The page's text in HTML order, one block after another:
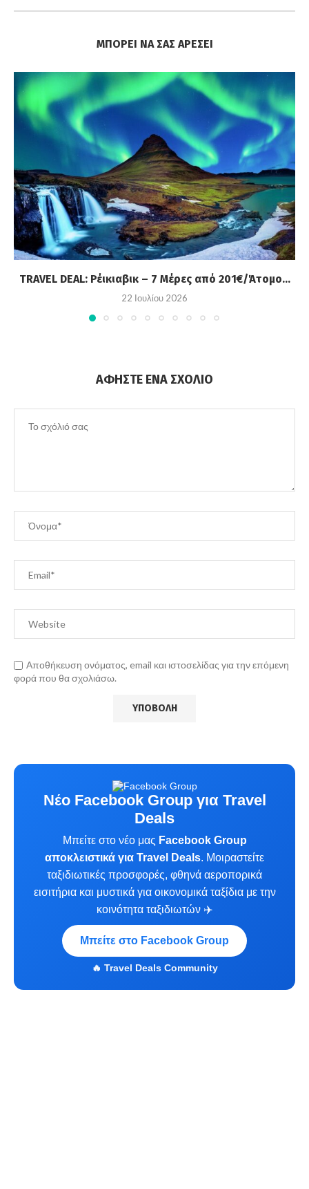
ΜΠΟΡΕΊ ΝΑ ΣΑΣ ΑΡΈΣΕΙ
TRAVEL DEAL: Ρέικιαβικ – 7 Μέρες από 201€/Άτομο...
22 Ιουλίου 2026
ΑΦΉΣΤΕ ΈΝΑ ΣΧΌΛΙΟ
Αποθήκευση ονόματος, email και ιστοσελίδας για την επόμενη
φορά που θα σχολιάσω.
Νέο Facebook Group για Travel
Deals
Μπείτε στο νέο μας Facebook Group
αποκλειστικά για Travel Deals. Μοιραστείτε
ταξιδιωτικές προσφορές, φθηνά αεροπορικά
εισιτήρια και μυστικά για οικονομικά ταξίδια με την
κοινότητα ταξιδιωτών ✈️
Μπείτε στο Facebook Group
🔥 Travel Deals Community